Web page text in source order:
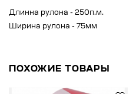
Длинна рулона - 250п.м.
Ширина рулона - 75мм
ПОХОЖИЕ ТОВАРЫ